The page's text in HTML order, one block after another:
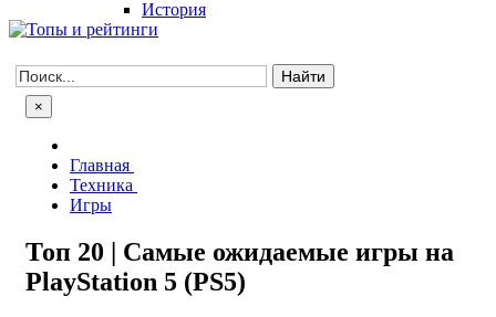
История
×
Главная
Техника
Игры
Топ 20 | Самые ожидаемые игры на
PlayStation 5 (PS5)